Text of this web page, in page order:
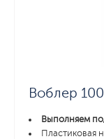
Воблер
Выполняем
Пластиковая